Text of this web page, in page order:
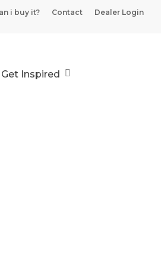
i buy it? Contact Dealer Login
Get Inspired